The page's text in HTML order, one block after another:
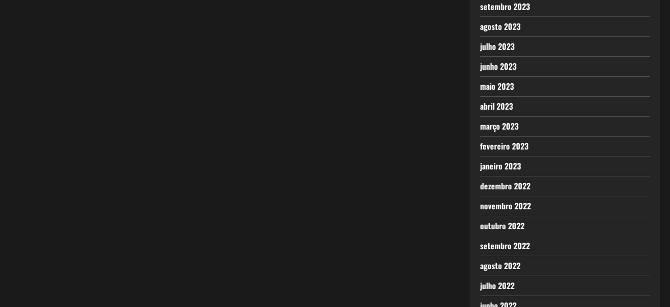
setembro 2023
agosto 2023
julho 2023
junho 2023
maio 2023
abril 2023
março 2023
fevereiro 2023
janeiro 2023
dezembro 2022
novembro 2022
outubro 2022
setembro 2022
agosto 2022
julho 2022